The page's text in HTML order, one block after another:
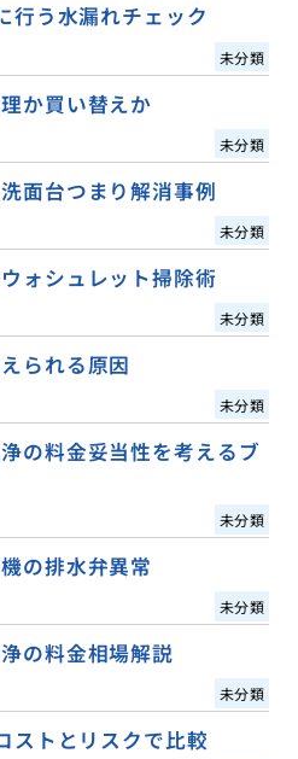
行う水漏れチェック
未分類
か買い替えか
未分類
面台つまり解消事例
未分類
ォシュレット掃除術
未分類
られる原因
未分類
の料金妥当性を考えるブ
未分類
の排水弁異常
未分類
の料金相場解説
未分類
ストとリスクで比較